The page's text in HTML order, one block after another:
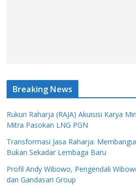
Breaking News
Rukun Raharja (RAJA) Akuisisi Karya
Mitra Pasokan LNG PGN
Transformasi Jasa Raharja:
Bukan Sekadar Lembaga Baru
Profil Andy Wibowo, Pengendali
dan Gandasari Group